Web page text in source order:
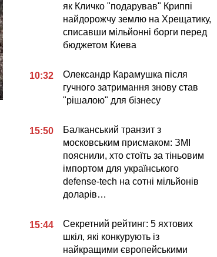
як Кличко "подарував" Криппі
найдорожчу землю на Хрещатику,
списавши мільйонні борги перед
бюджетом Киева
10:32
Олександр Карамушка після
гучного затримання знову став
"рішалою" для бізнесу
15:50
Балканський транзит з
московським присмаком: ЗМІ
пояснили, хто стоїть за тіньовим
імпортом для українського
defense-tech на сотні мільйонів
доларів…
15:44
Секретний рейтинг: 5 яхтових
шкіл, які конкурують із
найкращими європейськими